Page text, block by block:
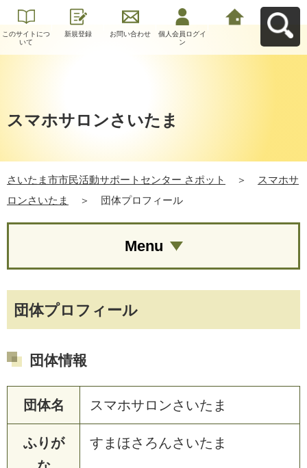
このサイトにつ
いて
新規登録 お問い合わせ
個人会員ログイ
ン
スマホサロンさいたま
さいたま市市民活動サポートセンター さポット ＞
スマホサ
ロンさいたま
＞ 団体プロフィール
団体プロフィール
団体情報
団体名 スマホサロンさいたま
ふりが
すまほさろんさいたま
Menu